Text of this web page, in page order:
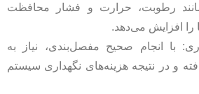
رطوبت، حرارت و فشار محافظت
افزایش می‌دهد.
با انجام صحیح مفصل‌بندی، نیاز به
و در نتیجه هزینه‌های نگهداری سیستم